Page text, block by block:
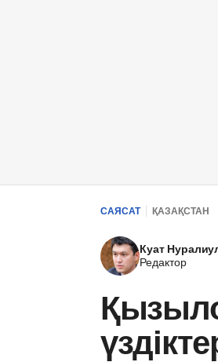
САЯСАТ ҚАЗАҚСТАН
Куат
Редактор